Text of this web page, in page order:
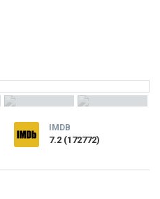
IMDB
7.2 (172772)